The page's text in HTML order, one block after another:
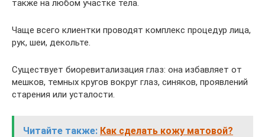
также на любом участке тела.
Чаще всего клиентки проводят комплекс процедур лица,
рук, шеи, декольте.
Существует биоревитализация глаз: она избавляет от
мешков, темных кругов вокруг глаз, синяков, проявлений
старения или усталости.
Читайте также: Как сделать кожу матовой?